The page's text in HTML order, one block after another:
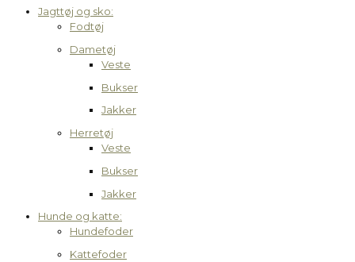
Jagttøj og sko:
Fodtøj
Dametøj
Veste
Bukser
Jakker
Herretøj
Veste
Bukser
Jakker
Hunde og katte:
Hundefoder
Kattefoder